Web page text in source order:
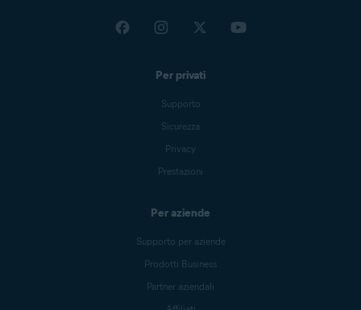
Per privati
Supporto
Sicurezza
Privacy
Prestazioni
Per aziende
Supporto per aziende
Prodotti Business
Partner aziendali